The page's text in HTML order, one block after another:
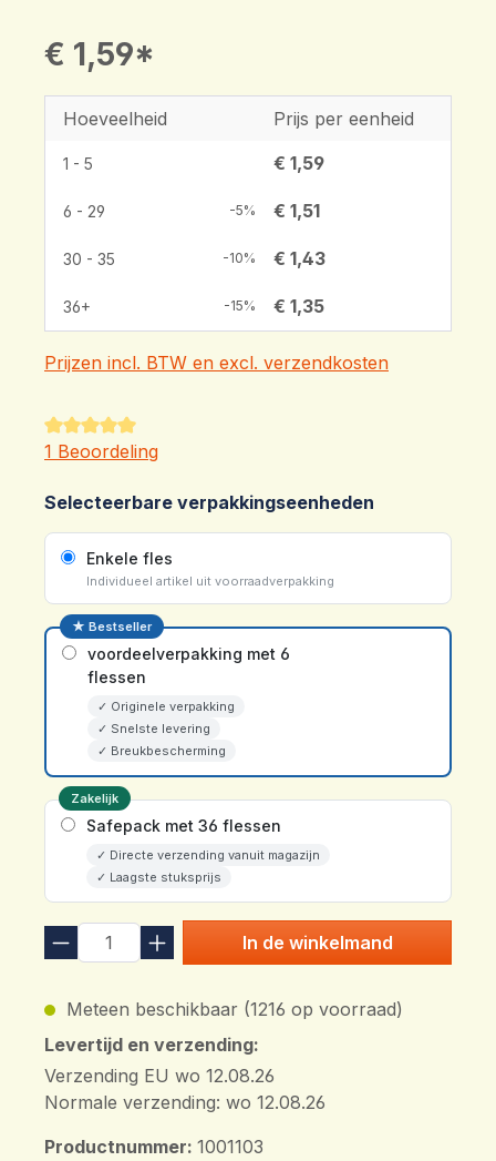
€ 1,59*
Hoeveelheid Prijs per eenheid
1 - 5 € 1,59
6 - 29 -5% € 1,51
30 - 35 -10% € 1,43
36+ -15% € 1,35
Prijzen incl. BTW en excl. verzendkosten
Gemiddelde waardering van 5 van 5 sterren
1 Beoordeling
Selecteerbare verpakkingseenheden
Enkele fles
Individueel artikel uit voorraadverpakking
★ Bestseller
voordeelverpakking met 6
flessen
✓ Originele verpakking
✓ Snelste levering
✓ Breukbescherming
Zakelijk
Safepack met 36 flessen
✓ Directe verzending vanuit magazijn
✓ Laagste stuksprijs
In de winkelmand
Meteen beschikbaar (1216 op voorraad)
Levertijd en verzending:
Verzending EU wo 12.08.26
Normale verzending: wo 12.08.26
Productnummer: 1001103